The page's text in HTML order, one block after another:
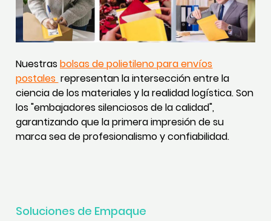
Nuestrasbolsas de polietileno para envíos
postales representan la intersección entre la
ciencia de los materiales y la realidad logística. Son
los "embajadores silenciosos de la calidad",
garantizando que la primera impresión de su
marca sea de profesionalismo y confiabilidad.
Soluciones de Empaque